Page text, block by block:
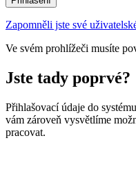
Zapomněli jste své
Ve svém prohlížeči musíte
Jste tady poprvé?
Přihlašovací údaje do
vám zároveň vysvětlíme
pracovat.